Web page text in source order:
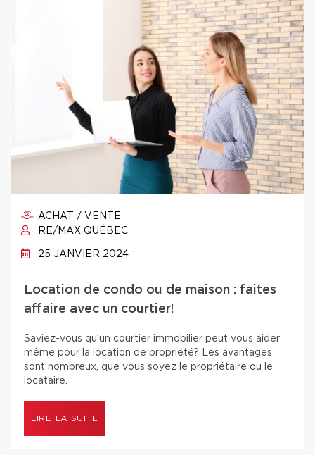
ACHAT / VENTE
RE/MAX QUÉBEC
25 JANVIER 2024
Location de condo ou de maison : faites
affaire avec un courtier!
Saviez-vous qu’un courtier immobilier peut vous aider
même pour la location de propriété? Les avantages
sont nombreux, que vous soyez le propriétaire ou le
locataire.
LIRE LA SUITE